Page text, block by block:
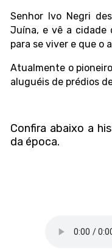
Senhor Ivo Negri
Juína, e vê a cidade
para se viver e que o
Atualmente o
aluguéis de prédios
Confira abaixo a
da época.